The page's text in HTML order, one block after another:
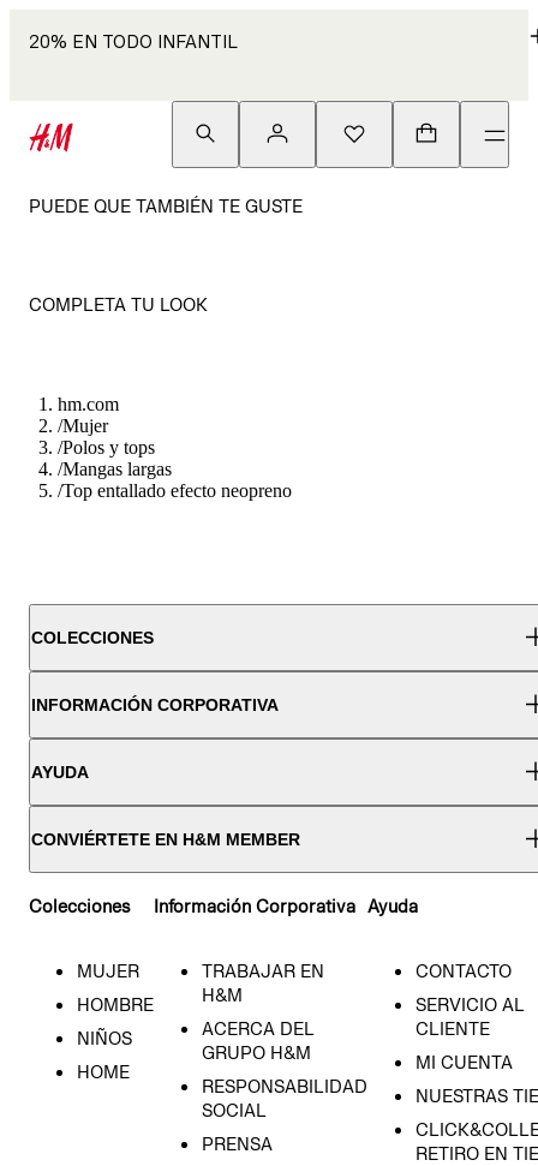
20% EN TODO INFANTIL
PUEDE QUE TAMBIÉN TE GUSTE
COMPLETA TU LOOK
hm.com
/Mujer
/Polos y tops
/Mangas largas
/Top entallado efecto neopreno
COLECCIONES
INFORMACIÓN CORPORATIVA
AYUDA
CONVIÉRTETE EN H&M MEMBER
Colecciones
MUJER
HOMBRE
NIÑOS
HOME
Información Corporativa
TRABAJAR EN
H&M
ACERCA DEL
GRUPO H&M
RESPONSABILIDAD
SOCIAL
PRENSA
Ayuda
CONTACTO
SERVICIO AL
CLIENTE
MI CUENTA
NUESTRAS
RETIRO EN